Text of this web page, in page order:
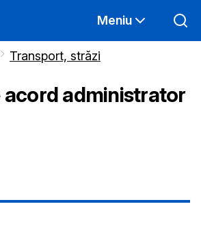
Meniu
Transport, străzi
acord administrator